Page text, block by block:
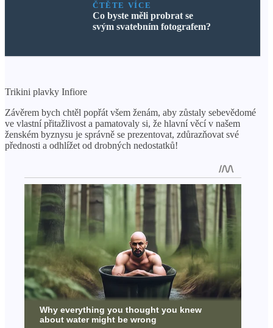
ČTĚTE VÍCE
Co byste měli probrat se
svým svatebním fotografem?
Trikini plavky Infiore
Závěrem bych chtěl popřát všem ženám, aby zůstaly sebevědomé
ve vlastní přitažlivost a pamatovaly si, že hlavní věcí v našem
ženském byznysu je správně se prezentovat, zdůrazňovat své
přednosti a odhlížet od drobných nedostatků!